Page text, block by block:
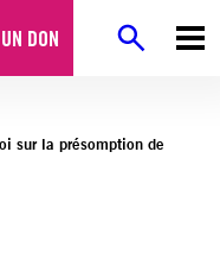
DON
sur la présomption de